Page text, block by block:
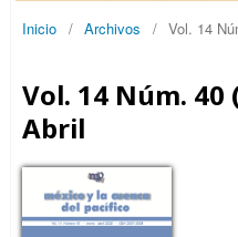
Inicio / Archivos / Vol. 14
Vol. 14 Núm. 40
Abril